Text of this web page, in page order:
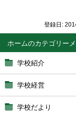
ホーム
学校紹介
学校経営
学校だより
登録日: